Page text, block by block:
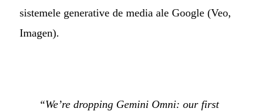
sistemele generative de media ale Google (Veo,
Imagen).
“We’re dropping Gemini Omni: our first